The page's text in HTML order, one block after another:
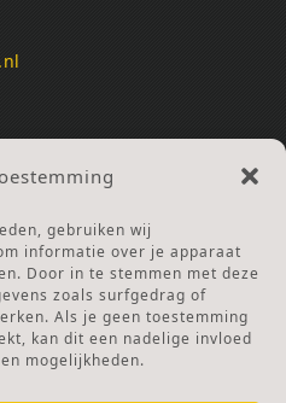
gebruiken wij
informatie over je apparaat
Door in te stemmen met deze
zoals surfgedrag of
Als je geen toestemming
kan dit een nadelige invloed
mogelijkheden.